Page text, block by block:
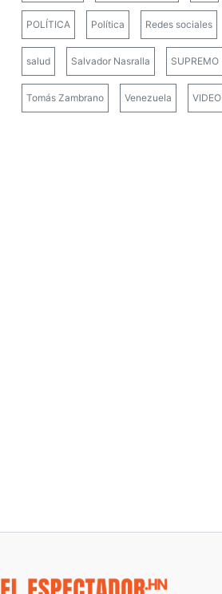
POLÍTICA Política Redes sociales
salud Salvador Nasralla SUPREMO
Tomás Zambrano Venezuela VIDEO